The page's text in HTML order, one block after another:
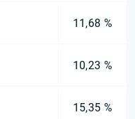
11,68 %
10,23 %
15,35 %